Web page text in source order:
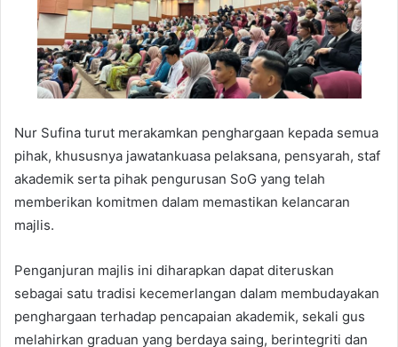
Nur Sufina turut merakamkan penghargaan kepada semua
pihak, khususnya jawatankuasa pelaksana, pensyarah, staf
akademik serta pihak pengurusan SoG yang telah
memberikan komitmen dalam memastikan kelancaran
majlis.
Penganjuran majlis ini diharapkan dapat diteruskan
sebagai satu tradisi kecemerlangan dalam membudayakan
penghargaan terhadap pencapaian akademik, sekali gus
melahirkan graduan yang berdaya saing, berintegriti dan